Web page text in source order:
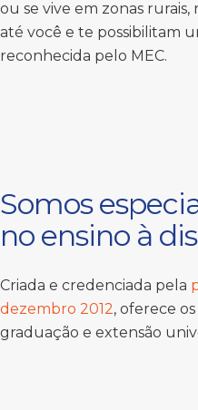
ou se vive em zonas
até você e te possibilitam
reconhecida pelo MEC.
Somos
no ensino à
Criada e credenciada pela
dezembro 2012, oferece
graduação e extensão